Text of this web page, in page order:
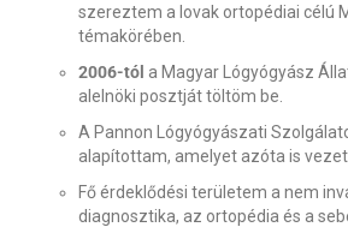
szereztem a lovak ortopédiai célú
témakörében.
2006-tól a Magyar Lógyógyász
alelnöki posztját töltöm be.
A Pannon Lógyógyászati
alapítottam, amelyet azóta is
Fő érdeklődési területem a nem
diagnosztika, az ortopédia és a